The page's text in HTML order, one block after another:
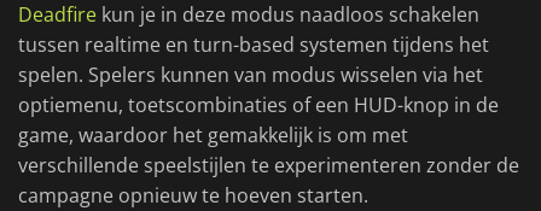
Deadfire kun je in deze modus naadloos schakelen
tussen realtime en turn-based systemen tijdens het
spelen. Spelers kunnen van modus wisselen via het
optiemenu, toetscombinaties of een HUD-knop in de
game, waardoor het gemakkelijk is om met
verschillende speelstijlen te experimenteren zonder de
campagne opnieuw te hoeven starten.